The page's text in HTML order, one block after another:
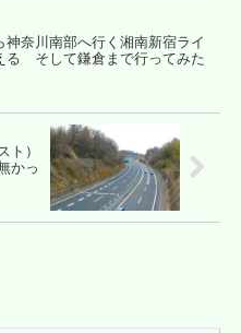
神奈川南部へ行く湘南新宿ライ
る そして鎌倉まで行ってみた
ト）
かっ